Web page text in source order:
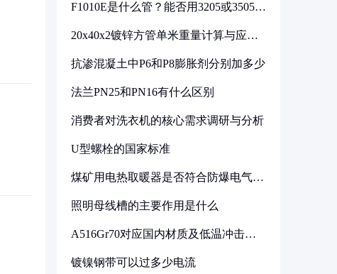
F1010E是什么管？能否用3205或3505代
20x40x2镀锌方管单米重量计算与应用
抗渗混凝土中P6和P8膨胀剂分别加多少
法兰PN25和PN16有什么区别
消费者对洗衣机的核心需求调研与分析
U型螺栓的国家标准
煤矿用电热取暖器是否符合防爆电气设
照明母线槽的主要作用是什么
A516Gr70对应国内材质及低温冲击要
镀镍钢带可以过多少电流